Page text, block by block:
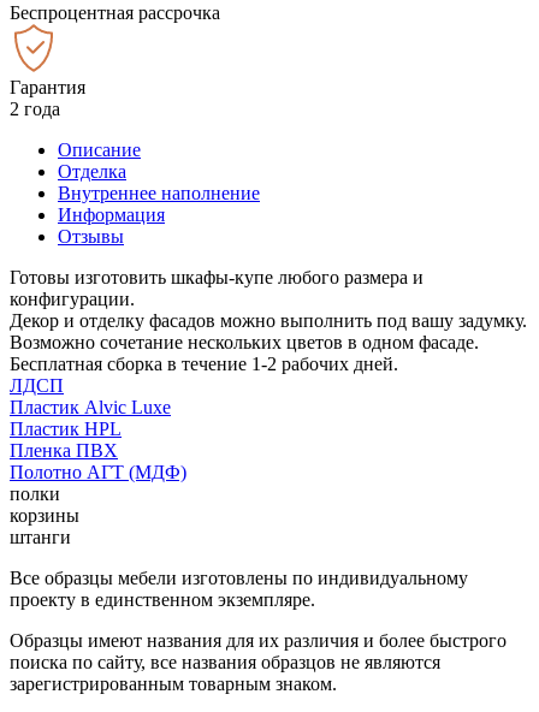
Беспроцентная рассрочка
Гарантия
2 года
Описание
Отделка
Внутреннее наполнение
Информация
Отзывы
Готовы изготовить шкафы-купе любого размера и
конфигурации.
Декор и отделку фасадов можно выполнить под вашу задумку.
Возможно сочетание нескольких цветов в одном фасаде.
Бесплатная сборка в течение 1-2 рабочих дней.
ЛДСП
Пластик Alvic Luxe
Пластик HPL
Пленка ПВХ
Полотно АГТ (МДФ)
полки
корзины
штанги
Все образцы мебели изготовлены по индивидуальному
проекту в единственном экземпляре.
Образцы имеют названия для их различия и более быстрого
поиска по сайту, все названия образцов не являются
зарегистрированным товарным знаком.